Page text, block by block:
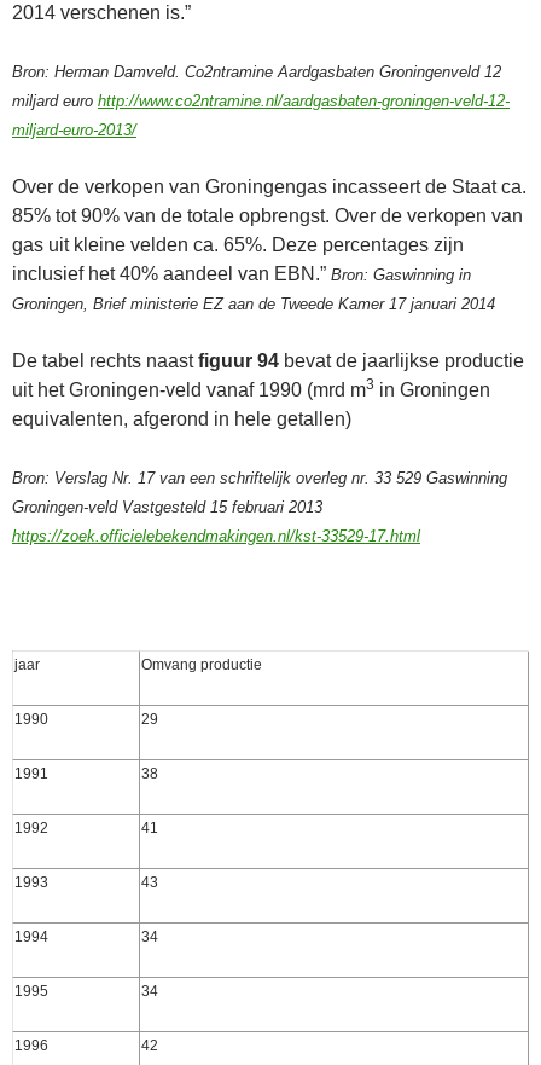
2014 verschenen is.”
Bron: Herman Damveld. Co2ntramine Aardgasbaten Groningenveld 12
miljard euro http://www.co2ntramine.nl/aardgasbaten-groningen-veld-12-
miljard-euro-2013/
Over de verkopen van Groningengas incasseert de Staat ca.
85% tot 90% van de totale opbrengst. Over de verkopen van
gas uit kleine velden ca. 65%. Deze percentages zijn
inclusief het 40% aandeel van EBN.” Bron: Gaswinning in
Groningen, Brief ministerie EZ aan de Tweede Kamer 17 januari 2014
De tabel rechts naastfiguur 94 bevat de jaarlijkse productie
uit het Groningen-veld vanaf 1990 (mrd m3 in Groningen
equivalenten, afgerond in hele getallen)
Bron: Verslag Nr. 17 van een schriftelijk overleg nr. 33 529 Gaswinning
Groningen-veld Vastgesteld 15 februari 2013
https://zoek.officielebekendmakingen.nl/kst-33529-17.html
jaar Omvang productie
1990 29
1991 38
1992 41
1993 43
1994 34
1995 34
1996 42